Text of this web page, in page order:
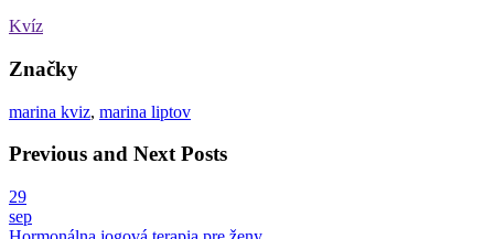
Kvíz
Značky
marina kviz, marina liptov
Previous and Next Posts
29
sep